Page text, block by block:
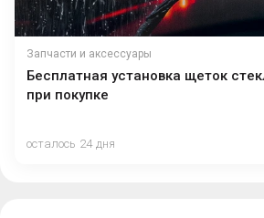
Запчасти и аксессуары
Бесплатная установка щеток
при покупке
осталось 24 дня